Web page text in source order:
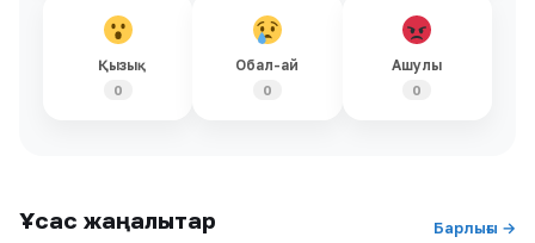
Қызық
0
Обал-ай
0
Ашулы
0
Ұқсас жаңалықтар Барлығы →